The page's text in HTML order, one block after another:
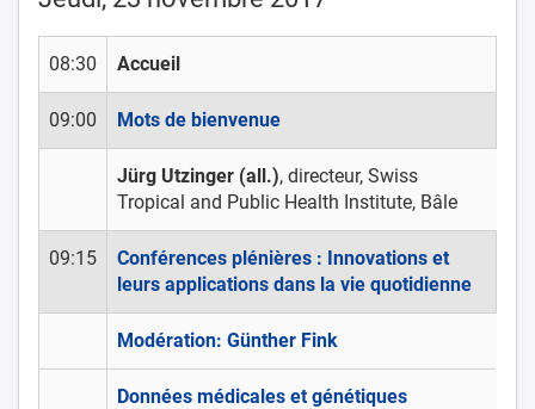
08:30 Accueil
09:00 Mots de bienvenue
Jürg Utzinger (all.), directeur, Swiss
Tropical and Public Health Institute, Bâle
09:15
Conférences plénières : Innovations et
leurs applications dans la vie quotidienne
Modération: Günther Fink
Données médicales et génétiques